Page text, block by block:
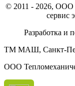
© 2011 - 2026, ООО
сервис
Разработка и
ТМ МАШ, Санкт-
ООО